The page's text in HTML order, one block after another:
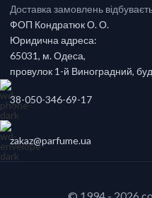
Доставка замовлень
ФОП Кондратюк О. О.
Юридична адреса:
65031, м. Одеса,
провулок 1-й Виноградний,
38-050-346-69-17
zakaz@parfume.ua
© 1994 - 2026